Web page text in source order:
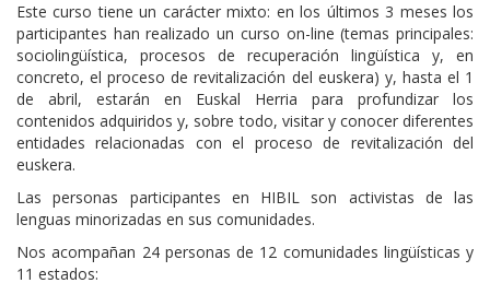
Este curso tiene un carácter mixto: en los últimos 3 meses los
participantes han realizado un curso on-line (temas principales:
sociolingüística, procesos de recuperación lingüística y, en
concreto, el proceso de revitalización del euskera) y, hasta el 1
de abril, estarán en Euskal Herria para profundizar los
contenidos adquiridos y, sobre todo, visitar y conocer diferentes
entidades relacionadas con el proceso de revitalización del
euskera.
Las personas participantes en HIBIL son activistas de las
lenguas minorizadas en sus comunidades.
Nos acompañan 24 personas de 12 comunidades lingüísticas y
11 estados: